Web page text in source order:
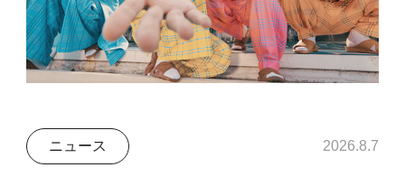
ニュース 2026.8.7